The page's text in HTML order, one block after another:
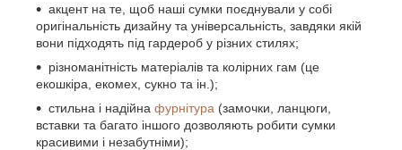
акцент на те, щоб наші сумки поєднували у собі
оригінальність дизайну та універсальність, завдяки якій
вони підходять під гардероб у різних стилях;
різноманітність матеріалів та колірних гам (це
екошкіра, екомех, сукно та ін.);
стильна і надійна фурнітура (замочки, ланцюги,
вставки та багато іншого дозволяють робити сумки
красивими і незабутніми);